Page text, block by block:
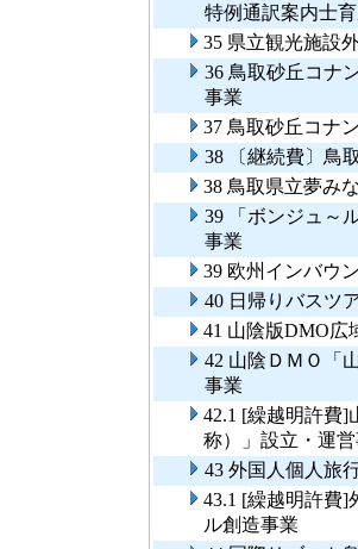
特例通訳案内士
35 県立観光施設
36 鳥取砂丘コナ
事業
37 鳥取砂丘コナ
38 〔継続費〕鳥
38 鳥取県立夢み
39 「ボンジュ～
事業
39 欧州インバウ
40 日帰りバスツ
41 山陰版DMO広
42 山陰ＤＭＯ「
事業
42.1 [繰越明許費]
称）」設立・運
43 外国人個人旅
43.1 [繰越明許費]
ル創造事業